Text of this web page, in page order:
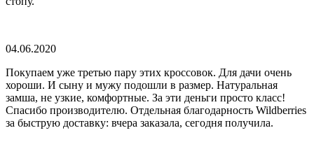
04.06.2020
Покупаем уже третью пару этих кроссовок. Для дачи очень
хороши. И сыну и мужу подошли в размер. Натуральная
замша, не узкие, комфортные. За эти деньги просто класс!
Спасибо производителю. Отдельная благодарность Wildberries
за быструю доставку: вчера заказала, сегодня получила.